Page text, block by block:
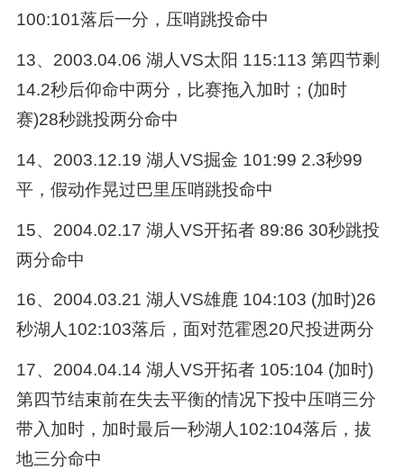
100:101落后一分，压哨跳投命中
13、2003.04.06 湖人VS太阳 115:113 第四节剩
14.2秒后仰命中两分，比赛拖入加时；(加时
赛)28秒跳投两分命中
14、2003.12.19 湖人VS掘金 101:99 2.3秒99
平，假动作晃过巴里压哨跳投命中
15、2004.02.17 湖人VS开拓者 89:86 30秒跳投
两分命中
16、2004.03.21 湖人VS雄鹿 104:103 (加时)26
秒湖人102:103落后，面对范霍恩20尺投进两分
17、2004.04.14 湖人VS开拓者 105:104 (加时)
第四节结束前在失去平衡的情况下投中压哨三分
带入加时，加时最后一秒湖人102:104落后，拔
地三分命中